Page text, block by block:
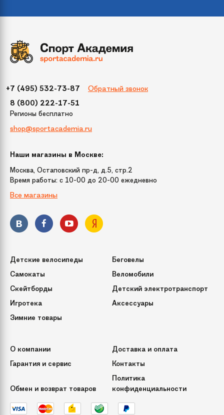
+7 (495) 532-73-87 Обратный звонок
8 (800) 222-17-51
Регионы бесплатно
shop@sportacademia.ru
Наши магазины в Москве:
Москва, Остаповский пр-д, д.5, стр.2
Время работы: c 10-00 до 20-00 ежедневно
Все магазины
Детские велосипеды
Беговелы
Самокаты
Веломобили
Скейтборды
Детский электротранспорт
Игротека
Аксессуары
Зимние товары
О компании
Доставка и оплата
Гарантия и сервис
Контакты
Обмен и возврат товаров
Политика
конфиденциальности